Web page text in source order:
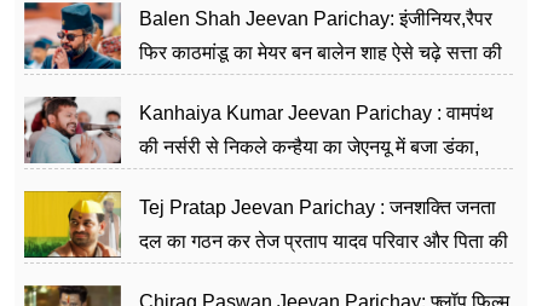
Balen Shah Jeevan Parichay: इंजीनियर,रैपर
फिर काठमांडू का मेयर बन बालेन शाह ऐसे चढ़े सत्ता की
Kanhaiya Kumar Jeevan Parichay : वामपंथ
की नर्सरी से निकले कन्हैया का जेएनयू में बजा डंका,
Tej Pratap Jeevan Parichay : जनशक्ति जनता
दल का गठन कर तेज प्रताप यादव परिवार और पिता की
Chirag Paswan Jeevan Parichay: फ्लॉप फिल्म